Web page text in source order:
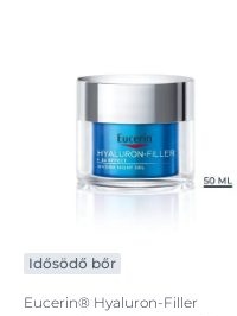
Idősödő bőr
Eucerin® Hyaluron-Filler